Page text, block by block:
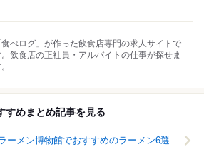
食べログ」が作った飲食店専門の求人サイトで
飲食店の正社員・アルバイトの仕事が探せま
すめまとめ記事を見る
ーメン博物館でおすすめのラーメン6選